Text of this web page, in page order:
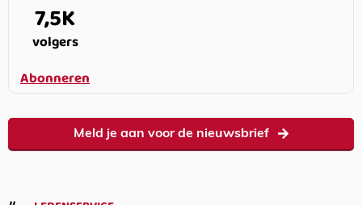
7,5K
volgers
Abonneren
Meld je aan voor de nieuwsbrief